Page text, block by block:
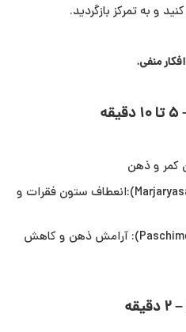
و به تمرکز بازگردید.
منفی.
حرکت گربه-گاو (Marjaryasana-Bitilasana):انعطاف ستون فقرات و
خم به جلو نشسته (Paschimottanasana): آرامش ذهن و کاهش